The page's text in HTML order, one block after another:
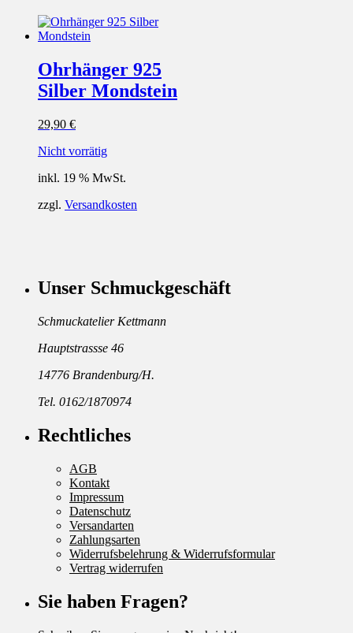
Ohrhänger 925
Silber Mondstein
29,90 €
Nicht vorrätig
inkl. 19 % MwSt.
zzgl. Versandkosten
Unser Schmuckgeschäft
Schmuckatelier Kettmann
Hauptstrassse 46
14776 Brandenburg/H.
Tel. 0162/1870974
Rechtliches
AGB
Kontakt
Impressum
Datenschutz
Versandarten
Zahlungsarten
Widerrufsbelehrung & Widerrufsformular
Vertrag widerrufen
Sie haben Fragen?